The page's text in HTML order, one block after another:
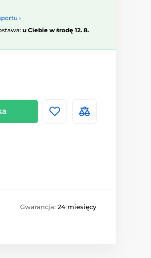
›
u Ciebie w środę 12. 8.
Gwarancja: 24 miesięcy